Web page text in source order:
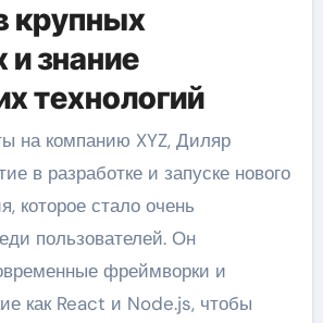
крупных
и знание
технологий
на компанию XYZ, Диляр
в разработке и запуске нового
которое стало очень
пользователей. Он
фреймворки и
как React и Node.js, чтобы